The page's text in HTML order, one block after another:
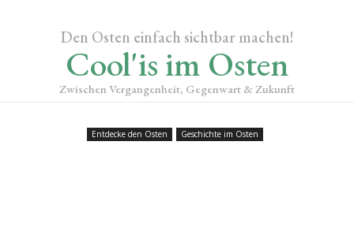
Den Osten einfach sichtbar machen!
Cool'is im Osten
Zwischen Vergangenheit, Gegenwart & Zukunft
Entdecke den Osten Geschichte im Osten